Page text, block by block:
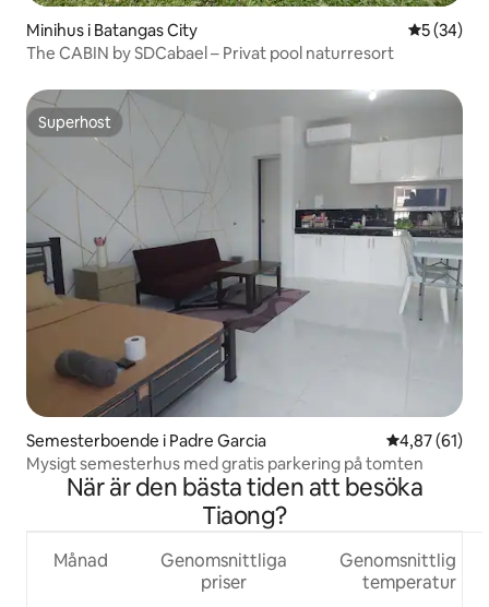
Minihus i Batangas City 5 av 5 i
5 (34)
The CABIN by SDCabael – Privat pool naturresort
Superhost
Superhost
Semesterboende i Padre Garcia 4,87 av 5 i
4,87 (61)
Mysigt semesterhus med gratis parkering på tomten
När är den bästa tiden att besöka
Tiaong?
Månad
Genomsnittliga
priser
Genomsnittlig
temperatur